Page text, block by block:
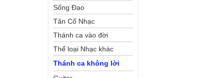
Sống Đạo
Tân Cổ Nhạc
Thánh ca vào đời
Thể loại Nhạc khác
Thánh ca không lời